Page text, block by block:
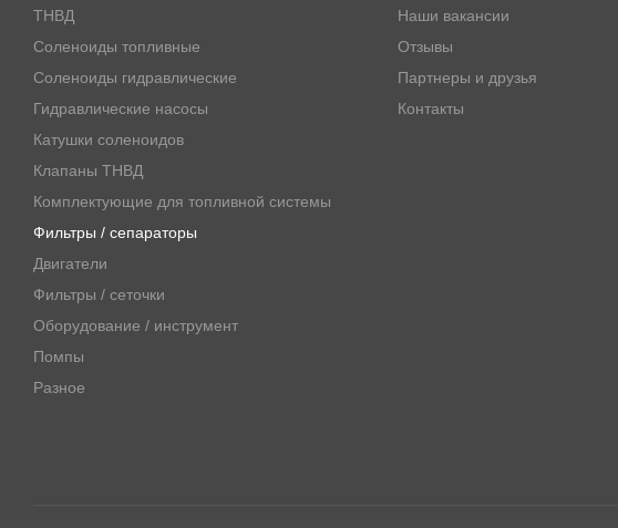
ТНВД
Соленоиды топливные
Соленоиды гидравлические
Гидравлические насосы
Катушки соленоидов
Клапаны ТНВД
Комплектующие для топливной системы
Фильтры / сепараторы
Двигатели
Фильтры / сеточки
Оборудование / инструмент
Помпы
Разное
Наши вакансии
Отзывы
Партнеры и друзья
Контакты